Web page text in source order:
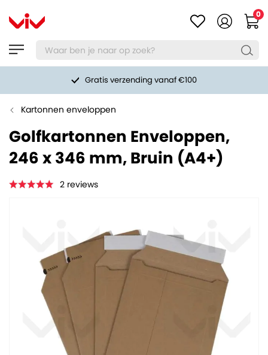
0
Gratis verzending vanaf €100
Kartonnen enveloppen
Golfkartonnen Enveloppen,
246 x 346 mm, Bruin (A4+)
2 reviews